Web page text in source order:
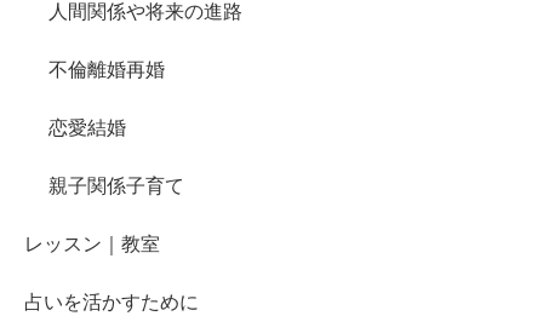
人間関係や将来の進路
不倫離婚再婚
恋愛結婚
親子関係子育て
レッスン｜教室
占いを活かすために